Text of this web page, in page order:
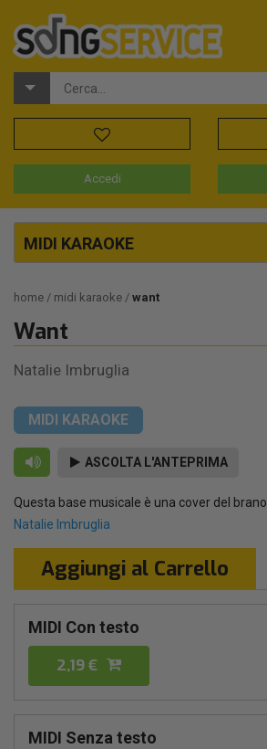
Accedi
MIDI KARAOKE
home midi karaoke want
Want
Natalie Imbruglia
MIDI KARAOKE
ASCOLTA L'ANTEPRIMA
Questa base musicale è una cover del brano
Natalie Imbruglia
Aggiungi al Carrello
MIDI Con testo
2,19 €
MIDI Senza testo